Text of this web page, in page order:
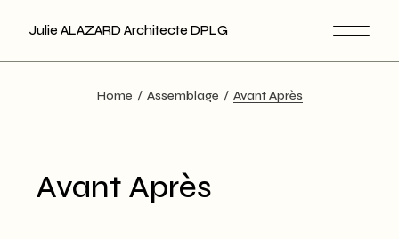
Julie ALAZARD Architecte DPLG
Home Assemblage Avant Après
Avant Après